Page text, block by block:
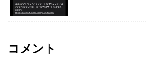
コメント